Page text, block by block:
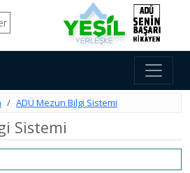
ADÜ Mezun Bilgi Sistemi
Sistemi